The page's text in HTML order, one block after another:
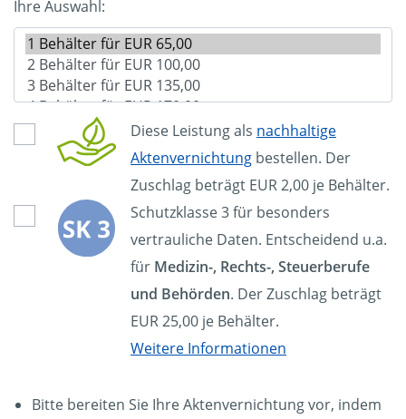
Ihre Auswahl:
Diese Leistung als nachhaltige
Aktenvernichtung bestellen. Der
Zuschlag beträgt EUR 2,00 je Behälter.
Schutzklasse 3 für besonders
vertrauliche Daten. Entscheidend u.a.
für Medizin-, Rechts-, Steuerberufe
und Behörden. Der Zuschlag beträgt
EUR 25,00 je Behälter.
Weitere Informationen
Bitte bereiten Sie Ihre Aktenvernichtung vor, indem